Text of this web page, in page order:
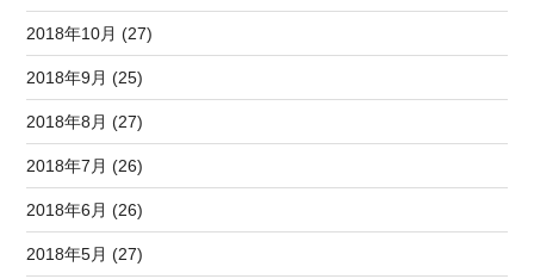
2018年10月 (27)
2018年9月 (25)
2018年8月 (27)
2018年7月 (26)
2018年6月 (26)
2018年5月 (27)